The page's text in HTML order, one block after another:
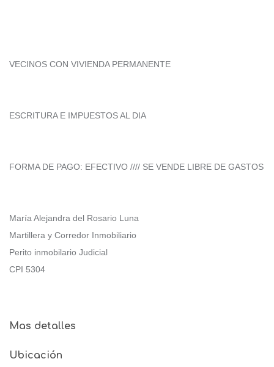
VECINOS CON VIVIENDA PERMANENTE
ESCRITURA E IMPUESTOS AL DIA
FORMA DE PAGO: EFECTIVO //// SE VENDE LIBRE DE GASTOS
María Alejandra del Rosario Luna
Martillera y Corredor Inmobiliario
Perito inmobilario Judicial
CPI 5304
Mas detalles
Ubicación